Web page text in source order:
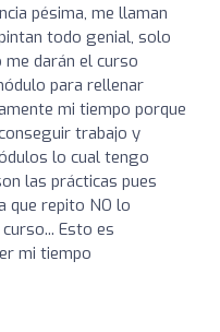
pésima, me llaman
todo genial, solo
darán el curso
para rellenar
mi tiempo porque
trabajo y
lo cual tengo
las prácticas pues
que repito NO lo
Esto es
mi tiempo